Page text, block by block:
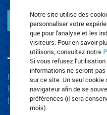
Envoyer
TRANSPORTS
Rue Za De La Plaine
87220 Boisseuil
[t] 05 55 30 67 23
Notre site utilise des
personnaliser votre
que pour l'analyse et les
visiteurs. Pour en savoir
utilisons, consultez notre
Si vous refusez
informations ne seront
sur ce site. Un seul
navigateur afin de se
préférences (il sera
mois).